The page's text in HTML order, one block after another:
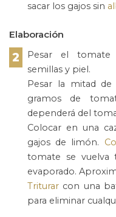
sacar los gajos sin
Elaboración
2
Pesar el tomate
semillas y piel.
Pesar la mitad
gramos de
dependerá del
Colocar en una
gajos de limón.
tomate se vuelva
evaporado.
Triturar con una
para eliminar